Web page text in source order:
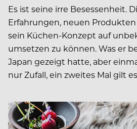
Es ist seine irre Besessenheit.
Erfahrungen, neuen
sein Küchen-Konzept auf
umsetzen zu können. Was er
Japan gezeigt hatte, aber
nur Zufall, ein zweites Mal gilt